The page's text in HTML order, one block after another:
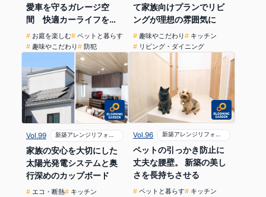
愛車を守るガレージ空
間 快適カーライフを満
喫お庭を楽しむ
ペットと暮らす
趣味やこだわり
防犯
て家族向けプランでリビ
ングが理想の雰囲気に
趣味やこだわり
キッチン
リビング・ダイニング
Vol.99 新築アレンジリフォーム
家族の安心を大切にした
太陽光発電システムと奥
行深めのカップボード
エコ・断熱 キッチン
Vol.96 新築アレンジリフォーム
ペットの引っかき防止に
丈夫な腰壁。 新築の美し
さを長持ちさせる
ペットと暮らす
キッチン